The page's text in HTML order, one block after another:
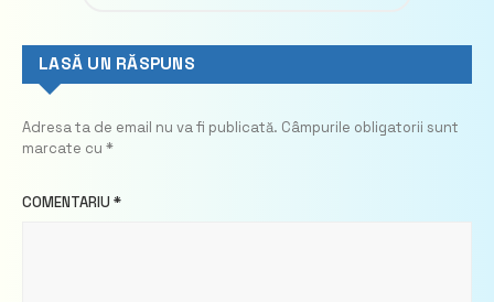
LASĂ UN RĂSPUNS
Adresa ta de email nu va fi publicată. Câmpurile obligatorii sunt
marcate cu *
COMENTARIU *